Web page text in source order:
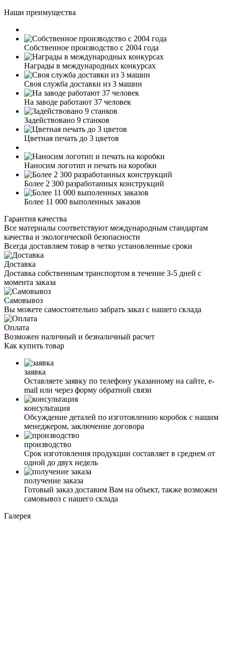
Наши преимущества
Собственное производство с 2004 года
Награды в международных конкурсах
Своя служба доставки из 3 машин
На заводе работают 37 человек
Задействовано 9 станков
Цветная печать до 3 цветов
Наносим логотип и печать на коробки
Более 2 300 разработанных конструкций
Более 11 000 выполенных заказов
Гарантия качества
Все материалы соответствуют международным стандартам
качества и экологической безопасности
Всегда доставляем товар в четко установленные сроки
Доставка
Доставка собственным транспортом в течение 3-5 дней с
момента заказа
Самовывоз
Вы можете самостоятельно забрать заказ с нашего склада
Оплата
Возможен наличный и безналичный расчет
Как купить товар
заявка
Оставляете заявку по телефону указанному на сайте, е-
mail или через форму обратной связи
консультация
Обсуждение деталей по изготовлению коробок с нашим
менеджером, заключение договора
производство
Срок изготовления продукции составляет в среднем от
одной до двух недель
получение заказа
Готовый заказ доставим Вам на объект, также возможен
самовывоз с нашего склада
Галерея